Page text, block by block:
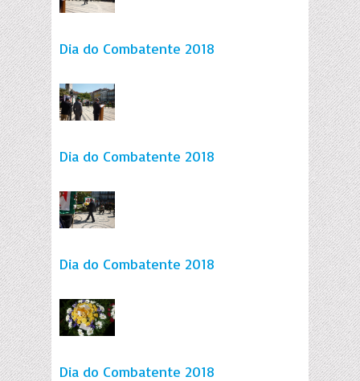
Dia do Combatente 2018
Dia do Combatente 2018
Dia do Combatente 2018
Dia do Combatente 2018